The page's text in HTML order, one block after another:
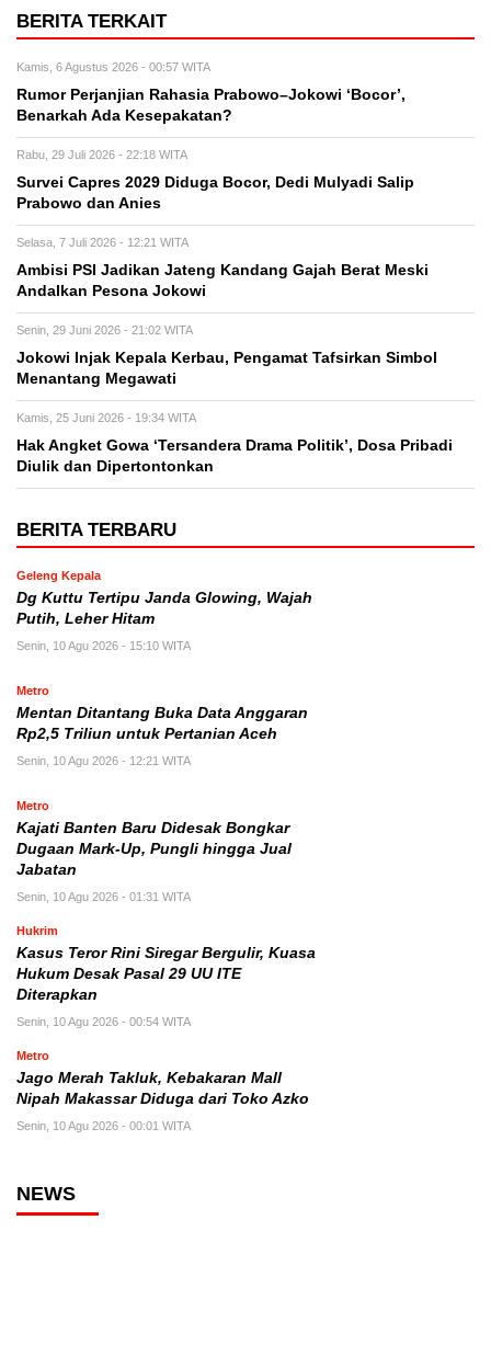
BERITA TERKAIT
Kamis, 6 Agustus 2026 - 00:57 WITA
Rumor Perjanjian Rahasia Prabowo–Jokowi ‘Bocor’,
Benarkah Ada Kesepakatan?
Rabu, 29 Juli 2026 - 22:18 WITA
Survei Capres 2029 Diduga Bocor, Dedi Mulyadi Salip
Prabowo dan Anies
Selasa, 7 Juli 2026 - 12:21 WITA
Ambisi PSI Jadikan Jateng Kandang Gajah Berat Meski
Andalkan Pesona Jokowi
Senin, 29 Juni 2026 - 21:02 WITA
Jokowi Injak Kepala Kerbau, Pengamat Tafsirkan Simbol
Menantang Megawati
Kamis, 25 Juni 2026 - 19:34 WITA
Hak Angket Gowa ‘Tersandera Drama Politik’, Dosa Pribadi
Diulik dan Dipertontonkan
BERITA TERBARU
Geleng Kepala
Dg Kuttu Tertipu Janda Glowing, Wajah
Putih, Leher Hitam
Senin, 10 Agu 2026 - 15:10 WITA
Metro
Mentan Ditantang Buka Data Anggaran
Rp2,5 Triliun untuk Pertanian Aceh
Senin, 10 Agu 2026 - 12:21 WITA
Metro
Kajati Banten Baru Didesak Bongkar
Dugaan Mark-Up, Pungli hingga Jual
Jabatan
Senin, 10 Agu 2026 - 01:31 WITA
Hukrim
Kasus Teror Rini Siregar Bergulir, Kuasa
Hukum Desak Pasal 29 UU ITE
Diterapkan
Senin, 10 Agu 2026 - 00:54 WITA
Metro
Jago Merah Takluk, Kebakaran Mall
Nipah Makassar Diduga dari Toko Azko
Senin, 10 Agu 2026 - 00:01 WITA
NEWS